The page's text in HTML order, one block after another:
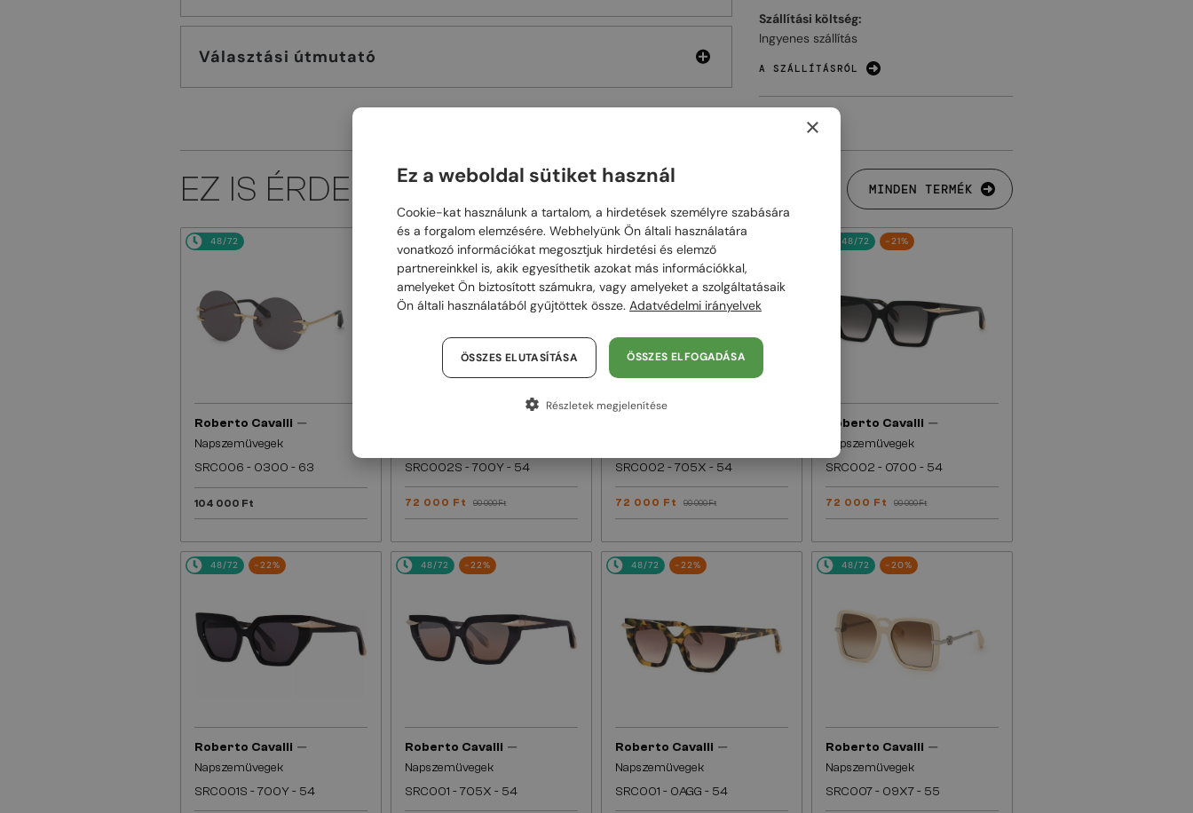
Választási útmutató
Szállítási költség:
Ingyenes szállítás
A SZÁLLÍTÁSRÓL
EZ IS ÉRDEKELHET MINDEN TERMÉK
48/72
Roberto Cavalli —
Napszemüvegek
SRC006 - 0300 - 63
104 000 Ft
48/72
SRC002S - 700Y - 54
72 000 Ft 90 000 Ft
SRC002 - 705X - 54
72 000 Ft 90 000 Ft
48/72 -21%
Roberto Cavalli —
Napszemüvegek
SRC002 - 0700 - 54
72 000 Ft 90 000 Ft
48/72 -22%
Roberto Cavalli —
Napszemüvegek
SRC001S - 700Y - 54
48/72 -22%
Roberto Cavalli —
Napszemüvegek
SRC001 - 705X - 54
48/72 -22%
Roberto Cavalli —
Napszemüvegek
SRC001 - 0AGG - 54
48/72 -20%
Roberto Cavalli —
Napszemüvegek
SRC007 - 09X7 - 55
×
Ez a weboldal sütiket használ
Cookie-kat használunk a tartalom, a hirdetések személyre szabására
és a forgalom elemzésére. Webhelyünk Ön általi használatára
vonatkozó információkat megosztjuk hirdetési és elemző
partnereinkkel is, akik egyesíthetik azokat más információkkal,
amelyeket Ön biztosított számukra, vagy amelyeket a szolgáltatásaik
Ön általi használatából gyűjtöttek össze. Adatvédelmi irányelvek
ÖSSZES ELFOGADÁSA
ÖSSZES ELUTASÍTÁSA
Részletek megjelenítése